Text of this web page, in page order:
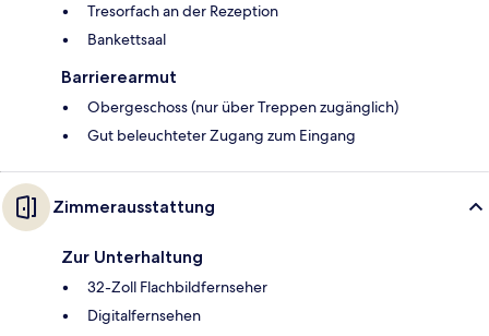
Tresorfach an der Rezeption
Bankettsaal
Barrierearmut
Obergeschoss (nur über Treppen zugänglich)
Gut beleuchteter Zugang zum Eingang
Zimmerausstattung
Zur Unterhaltung
32-Zoll Flachbildfernseher
Digitalfernsehen